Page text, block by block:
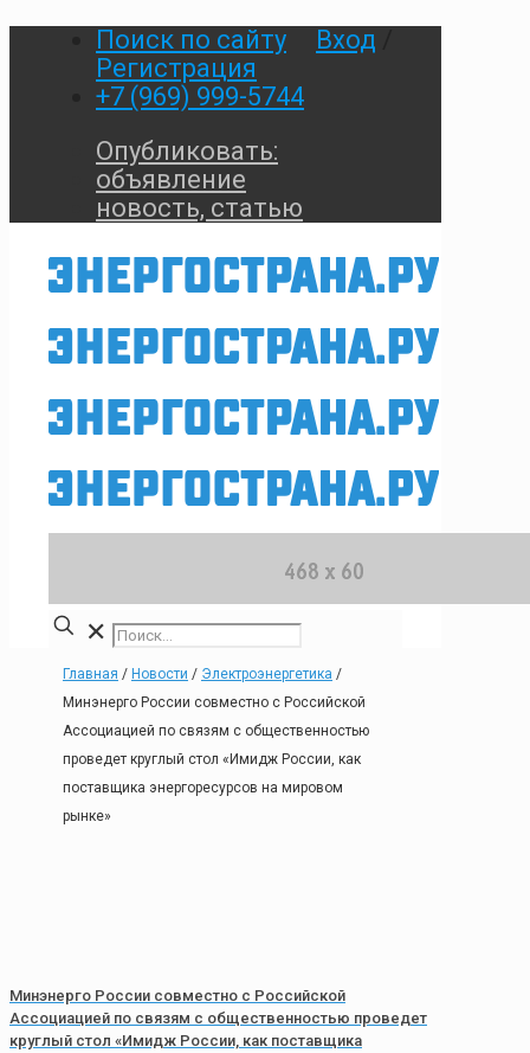
Поиск по сайту Вход
Регистрация
+7 (969) 999-5744
Опубликовать:
объявление
новость, статью
✕
Главная / Новости / Электроэнергетика /
Минэнерго России совместно с Российской
Ассоциацией по связям с общественностью
проведет круглый стол «Имидж России, как
поставщика энергоресурсов на мировом
рынке»
Минэнерго России совместно с Российской
Ассоциацией по связям с общественностью проведет
круглый стол «Имидж России, как поставщика